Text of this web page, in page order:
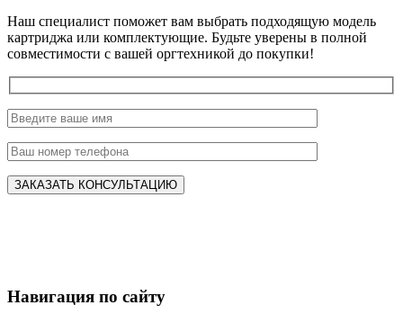
Наш специалист поможет вам выбрать подходящую модель
картриджа или комплектующие. Будьте уверены в полной
совместимости с вашей оргтехникой до покупки!
Навигация по сайту